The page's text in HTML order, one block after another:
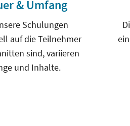
& Umfang
Schulungen
auf die Teilnehmer
sind, variieren
und Inhalte.